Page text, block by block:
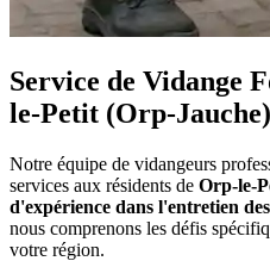
Service de Vidange
le-Petit (Orp-Jauche)
Notre équipe de vidangeurs
services aux résidents de Orp-le-
d'expérience dans l'entretien
nous comprenons les défis
votre région.